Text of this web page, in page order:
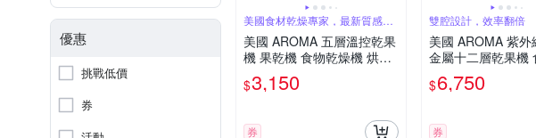
優惠
挑戰低價
券
美國食材乾燥專家，最新質感美
型款
美國 AROMA 五層溫控乾果
機 果乾機 食物乾燥機 烘乾
機 附彩色食譜 AFD-350U
$3,150
券
雙腔設計，效率翻倍
美國 AROMA 紫外
金屬十二層乾果機
機 果乾機 烘乾機
SU
$6,750
券